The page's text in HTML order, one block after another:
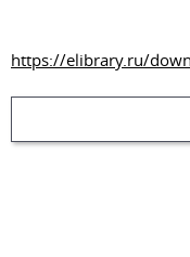
https://elibrary.ru/